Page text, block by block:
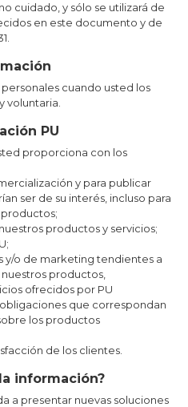
cuidado, y sólo se utilizará de
en este documento y de
cuando usted los
voluntaria.
PU
proporciona con los
y para publicar
ser de su interés, incluso para
productos y servicios;
y/o de marketing tendientes a
productos,
ofrecidos por PU
que correspondan
los productos
de los clientes.
información?
a presentar nuevas soluciones